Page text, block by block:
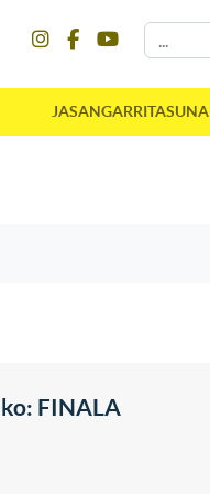
JASANGARRITASUNA
FINALA